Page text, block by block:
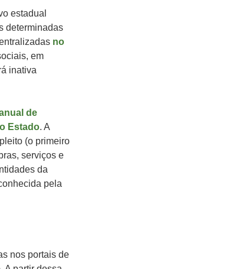
estadual
determinadas
no
em
inativa
de
Estado. A
(o primeiro
serviços e
da
pela
nos portais de